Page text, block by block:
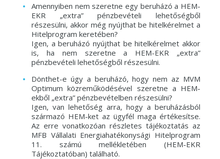
Amennyiben nem szeretne egy beruházó a HEM-
EKR „extra” pénzbevételi lehetőségből
részesülni, akkor még nyújthat be hitelkérelmet a
Hitelprogram keretében?
Igen, a beruházó nyújthat be hitelkérelmet akkor
is, ha nem szeretne a HEM-EKR „extra”
pénzbevételi lehetőségből részesülni.
Dönthet-e úgy a beruházó, hogy nem az MVM
Optimum közreműködésével szeretne a HEM-
ekből „extra” pénzbevételben részesülni?
Igen, van lehetőség arra, hogy a beruházásból
származó HEM-ket az ügyfél maga értékesítse.
Az erre vonatkozóan részletes tájékoztatás az
MFB Vállalati Energiahatékonysági Hitelprogram
11. számú mellékletében (HEM-EKR
Tájékoztatóban) található.